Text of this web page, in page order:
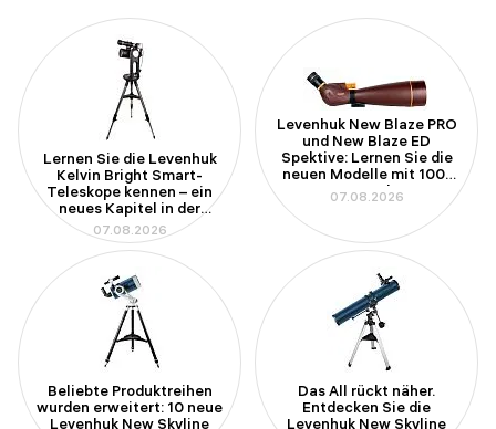
Lernen Sie die Levenhuk
Kelvin Bright Smart-
Teleskope kennen – ein
neues Kapitel in der
Amateurastronomie
07.08.2026
Levenhuk New Blaze PRO
und New Blaze ED
Spektive: Lernen Sie die
neuen Modelle mit 100-
mm-Apertur kennen
07.08.2026
Beliebte Produktreihen
wurden erweitert: 10 neue
Levenhuk New Skyline
Das All rückt näher.
Entdecken Sie die
Levenhuk New Skyline